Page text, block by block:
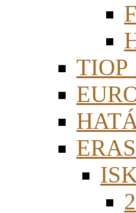
TIOP